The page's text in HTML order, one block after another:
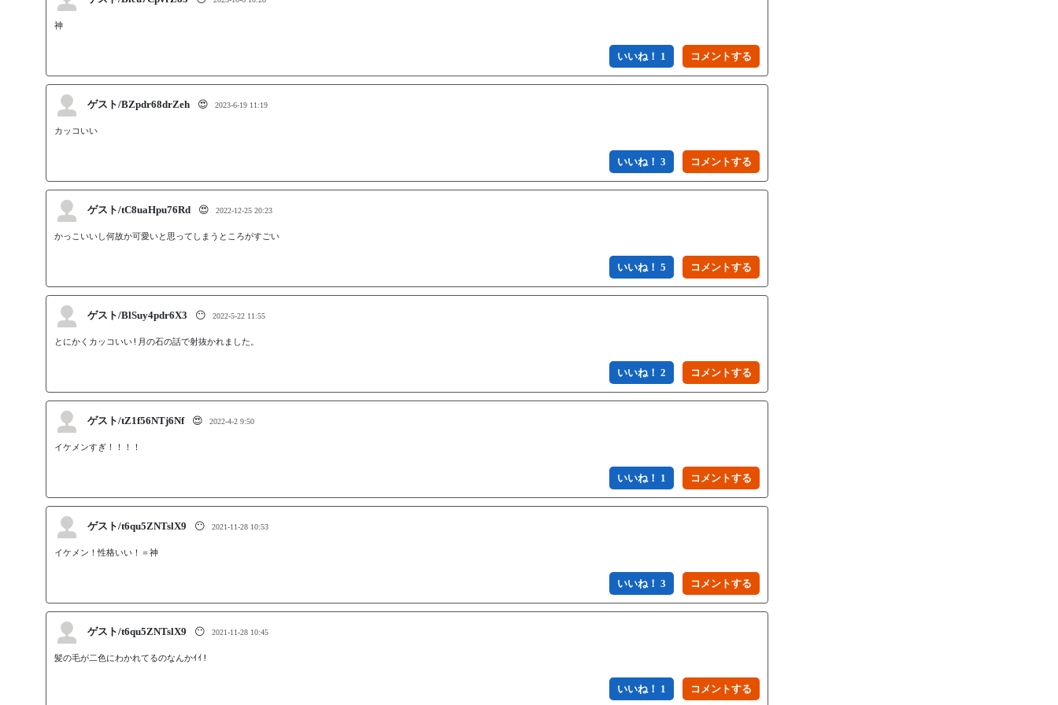
神
いいね！ 1
ゲスト/BZpdr68drZeh 😍 2023-6-19 11:19
いいね！ 3
ゲスト/tC8uaHpu76Rd 😍 2022-12-25 20:23
かっこいいし何故か可愛いと思ってしまうところがすごい
いいね！ 5
ゲスト/BlSuy4pdr6X3 😶 2022-5-22 11:55
とにかくカッコいい!月の石の話で射抜かれました。
いいね！ 2
ゲスト/tZ1f56NTj6Nf 😍 2022-4-2 9:50
イケメンすぎ！！！！
いいね！ 1
ゲスト/t6qu5ZNTslX9 😶 2021-11-28 10:53
イケメン！性格いい！＝神
いいね！ 3
ゲスト/t6qu5ZNTslX9 😶 2021-11-28 10:45
髪の毛が二色にわかれてるのなんかｲｲ!
いいね！ 1